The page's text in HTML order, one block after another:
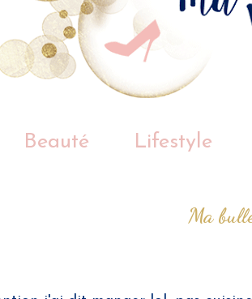
Beauté Lifestyle
Ma